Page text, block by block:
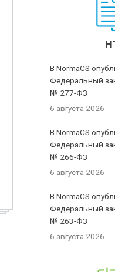
В NormaCS
Федеральный
№ 277-ФЗ
6 августа 2026
В NormaCS
Федеральный
№ 266-ФЗ
6 августа 2026
В NormaCS
Федеральный
№ 263-ФЗ
6 августа 2026